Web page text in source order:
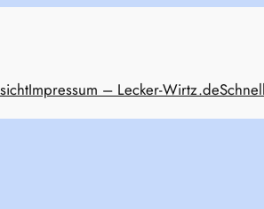
Impressum – Lecker-Wirtz.de